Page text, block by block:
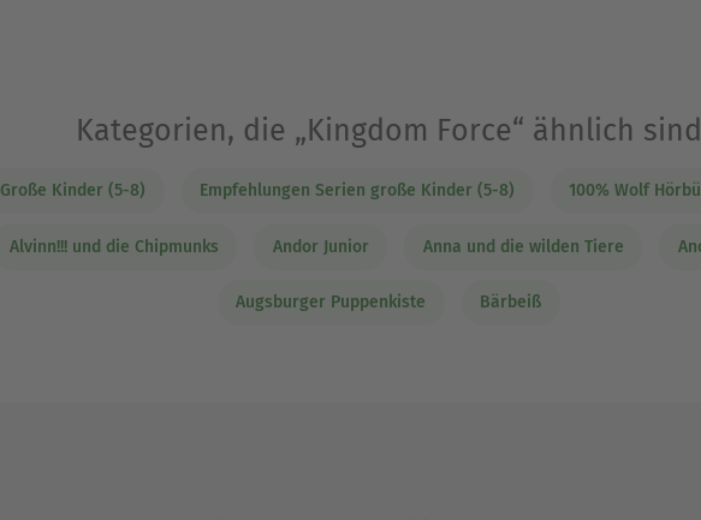
Kategorien, die „Kingdom Force“ ähnlich sind
Kinder (5-8) Empfehlungen Serien große Kinder (5-8) 100% Wolf
Alvinn!!! und die Chipmunks Andor Junior Anna und die wilden Tiere
Augsburger Puppenkiste Bärbeiß